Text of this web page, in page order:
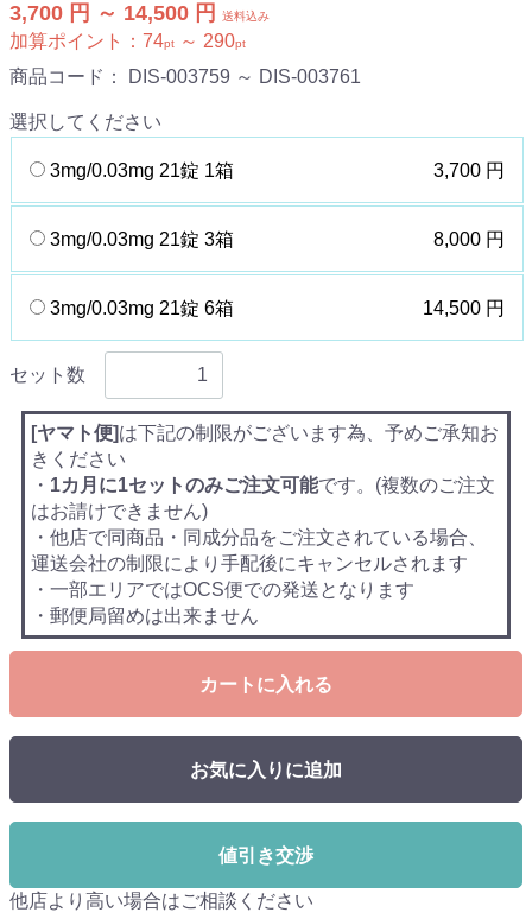
3,700 円 ～ 14,500 円 送料込み
加算ポイント： 74pt ～ 290pt
商品コード： DIS-003759 ～ DIS-003761
選択してください
3mg/0.03mg 21錠 1箱 3,700 円
3mg/0.03mg 21錠 3箱 8,000 円
3mg/0.03mg 21錠 6箱 14,500 円
セット数
[ヤマト便]は下記の制限がございます為、予めご承知お
きください
・ 1カ月に1セットのみご注文可能です。(複数のご注文
はお請けできません)
・他店で同商品・同成分品をご注文されている場合、
運送会社の制限により手配後にキャンセルされます
・一部エリアではOCS便での発送となります
・郵便局留めは出来ません
カートに入れる
お気に入りに追加
値引き交渉
他店より高い場合はご相談ください